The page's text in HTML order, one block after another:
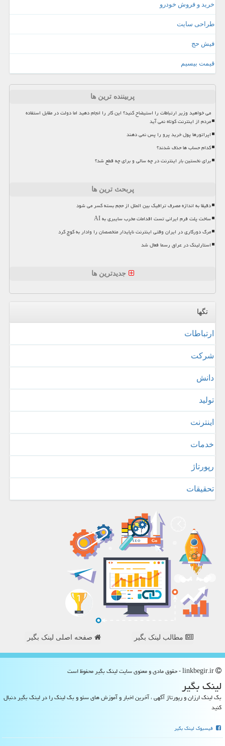
خرید و فروش خودرو
طراحی سایت
فیش حج
قیمت بیسیم
پربیننده ترین ها
می خواهید وزیر ارتباطات را استیضاح کنید؟ این کار را انجام دهید اما دولت در مقابل استفاده
مردم از اینترنت کوتاه نمی آید
اپراتورها پول خرید پرو را پس نمی دهند
کدام حساب ها حذف شدند؟
برای نخستین بار اینترنت در چه سالی و برای چه قطع شد؟
پربحث ترین ها
دقیقا به اندازه مصرف ترافیک بین الملل از حجم بسته کسر می شود
ساخت پلت فرم ایرانی تست اقدامات مخرب سایبری به AI
مرگ دورکاری در ایران وقتی اینترنت ناپایدار متخصصان را وادار به کوچ کرد
استارلینک در عراق رسما فعال شد
جدیدترین ها
تگها
ارتباطات
شركت
دانش
تولید
اینترنت
خدمات
رپورتاژ
تحقیقات
مطالب لینک بگیر صفحه اصلی لینک بگیر
لینك بگیر
بک لینک ارزان و رپورتاژ آگهی ، آخرین اخبار و آموزش های سئو و بک لینک را در لینک بگیر دنبال
کنید
فیسبوک لینک بگیر